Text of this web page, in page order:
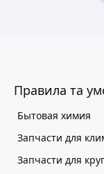
Правила та
Бытовая химия
Запчасти для
Запчасти для